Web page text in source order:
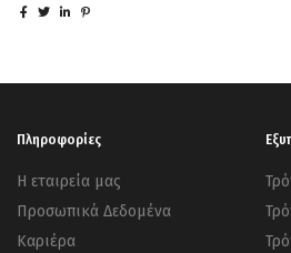
Πληροφορίες
Η εταιρεία μας
Προσωπικά Δεδομένα
Καριέρα